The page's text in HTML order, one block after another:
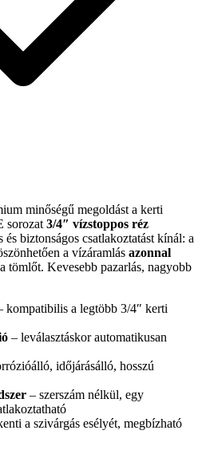
minőségű megoldást a kerti
sorozat 3/4″ vízstoppos réz
és biztonságos csatlakoztatást kínál: a
a vízáramlás azonnal
tömlőt. Kevesebb pazarlás, nagyobb
kompatibilis a legtöbb 3/4″ kerti
– leválasztáskor automatikusan
időjárásálló, hosszú
– szerszám nélkül, egy
a szivárgás esélyét, megbízható